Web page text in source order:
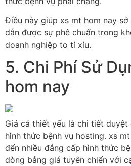
Điều này giúp xs mt hom nay sở
dẫn được sự phê chuẩn trong
doanh nghiệp to tí xíu.
5. Chi Phí Sử
hom nay
Giá cả thiết yếu là chi tiết
hình thức bệnh vụ hosting. xs
đến nhiều đẳng cấp hình thức
dòng bảng giá tuyên chiến với